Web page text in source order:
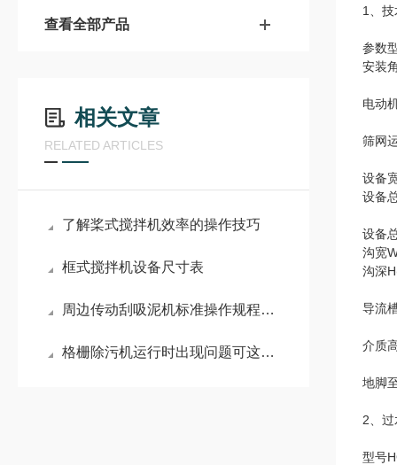
查看全部产品
相关文章
RELATED ARTICLES
了解桨式搅拌机效率的操作技巧
框式搅拌机设备尺寸表
周边传动刮吸泥机标准操作规程详解
格栅除污机运行时出现问题可这样处理
1、
参数
安装
电动
筛网
设备
设备
设备
沟宽
沟深
导流
介质
地脚
2、
型号